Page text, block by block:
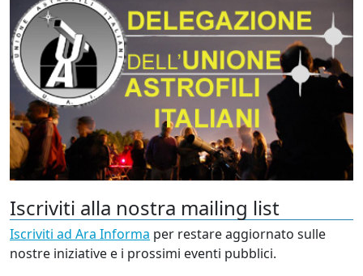
Iscriviti alla nostra mailing list
Iscriviti ad Ara Informa per restare aggiornato sulle
nostre iniziative e i prossimi eventi pubblici.